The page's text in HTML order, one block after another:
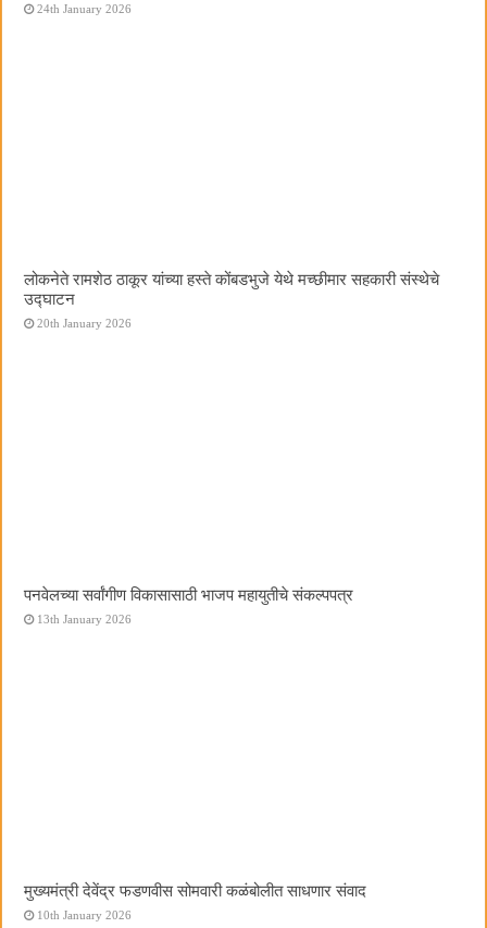
24th January 2026
लोकनेते रामशेठ ठाकूर यांच्या हस्ते कोंबडभुजे येथे मच्छीमार सहकारी संस्थेचे
उद्घाटन
20th January 2026
पनवेलच्या सर्वांगीण विकासासाठी भाजप महायुतीचे संकल्पपत्र
13th January 2026
मुख्यमंत्री देवेंद्र फडणवीस सोमवारी कळंबोलीत साधणार संवाद
10th January 2026